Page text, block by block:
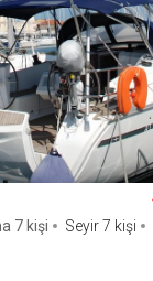
7 kişi Seyir 7 kişi